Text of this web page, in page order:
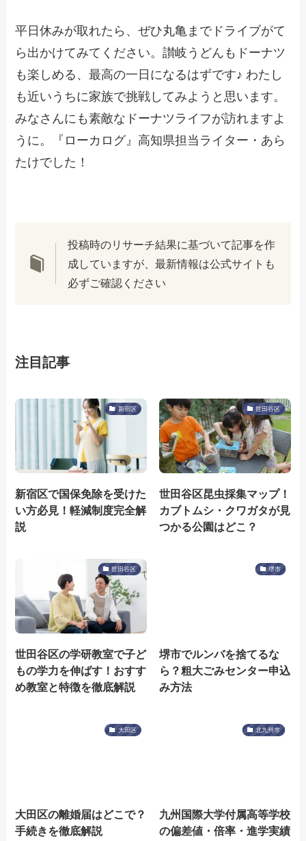
平日休みが取れたら、ぜひ丸亀までドライブがて
ら出かけてみてください。讃岐うどんもドーナツ
も楽しめる、最高の一日になるはずです♪ わたし
も近いうちに家族で挑戦してみようと思います。
みなさんにも素敵なドーナツライフが訪れますよ
うに。『ローカログ』高知県担当ライター・あら
たけでした！
投稿時のリサーチ結果に基づいて記事を作
成していますが、最新情報は公式サイトも
必ずご確認ください
注目記事
新宿区
新宿区で国保免除を受けた
い方必見！軽減制度完全解
説
世田谷区
世田谷区昆虫採集マップ！
カブトムシ・クワガタが見
つかる公園はどこ？
世田谷区
世田谷区の学研教室で子ど
もの学力を伸ばす！おすす
め教室と特徴を徹底解説
堺市
堺市でルンバを捨てるな
ら？粗大ごみセンター申込
み方法
大田区
大田区の離婚届はどこで？
手続きを徹底解説
北九州市
九州国際大学付属高等学校
の偏差値・倍率・進学実績